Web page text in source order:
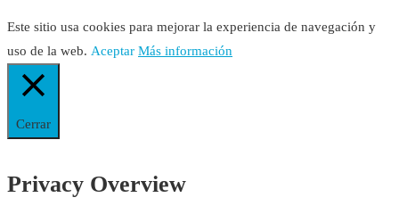
Este sitio usa cookies para mejorar la experiencia de navegación y
uso de la web. Aceptar Más información
Cerrar
Privacy Overview